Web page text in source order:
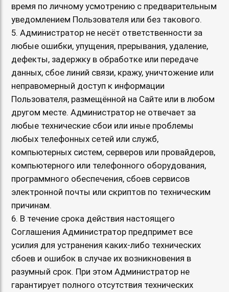
время по личному усмотрению с предварительным
уведомлением Пользователя или без такового.
5. Администратор не несёт ответственности за
любые ошибки, упущения, прерывания, удаление,
дефекты, задержку в обработке или передаче
данных, сбое линий связи, кражу, уничтожение или
неправомерный доступ к информации
Пользователя, размещённой на Сайте или в любом
другом месте. Администратор не отвечает за
любые технические сбои или иные проблемы
любых телефонных сетей или служб,
компьютерных систем, серверов или провайдеров,
компьютерного или телефонного оборудования,
программного обеспечения, сбоев сервисов
электронной почты или скриптов по техническим
причинам.
6. В течение срока действия настоящего
Соглашения Администратор предпримет все
усилия для устранения каких-либо технических
сбоев и ошибок в случае их возникновения в
разумный срок. При этом Администратор не
гарантирует полного отсутствия технических